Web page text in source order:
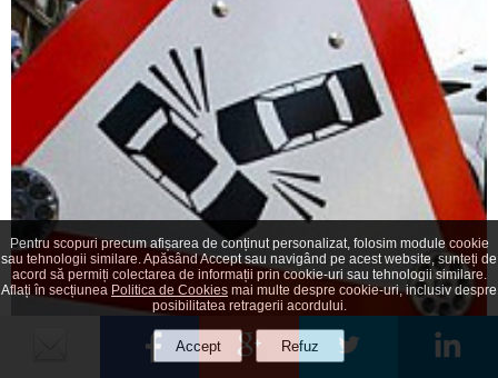
Pentru scopuri precum afișarea de conținut personalizat, folosim module cookie
sau tehnologii similare. Apăsând Accept sau navigând pe acest website, sunteți de
acord să permiți colectarea de informații prin cookie-uri sau tehnologii similare.
Aflați în secțiunea Politica de Cookies mai multe despre cookie-uri, inclusiv despre
posibilitatea retragerii acordului.